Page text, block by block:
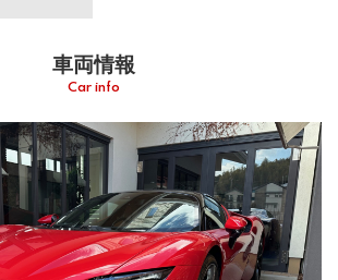
車両情報
Car info